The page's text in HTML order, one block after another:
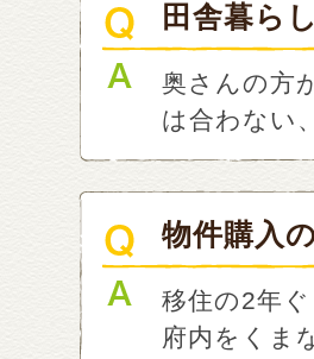
田舎暮ら
奥さんの方
は合わない
物件購入
移住の2年
府内をくま